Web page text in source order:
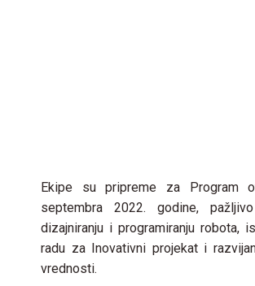
Ekipe su pripreme za Program
septembra 2022. godine,
dizajniranju i programiranju robota,
radu za Inovativni projekat i
vrednosti.